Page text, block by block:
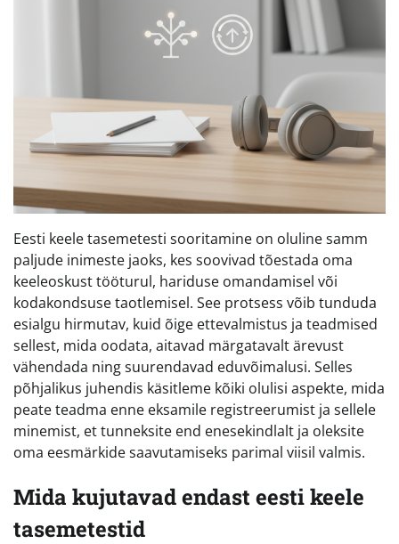
Eesti keele tasemetesti sooritamine on oluline samm
paljude inimeste jaoks, kes soovivad tõestada oma
keeleoskust tööturul, hariduse omandamisel või
kodakondsuse taotlemisel. See protsess võib tunduda
esialgu hirmutav, kuid õige ettevalmistus ja teadmised
sellest, mida oodata, aitavad märgatavalt ärevust
vähendada ning suurendavad eduvõimalusi. Selles
põhjalikus juhendis käsitleme kõiki olulisi aspekte, mida
peate teadma enne eksamile registreerumist ja sellele
minemist, et tunneksite end enesekindlalt ja oleksite
oma eesmärkide saavutamiseks parimal viisil valmis.
Mida kujutavad endast eesti keele
tasemetestid